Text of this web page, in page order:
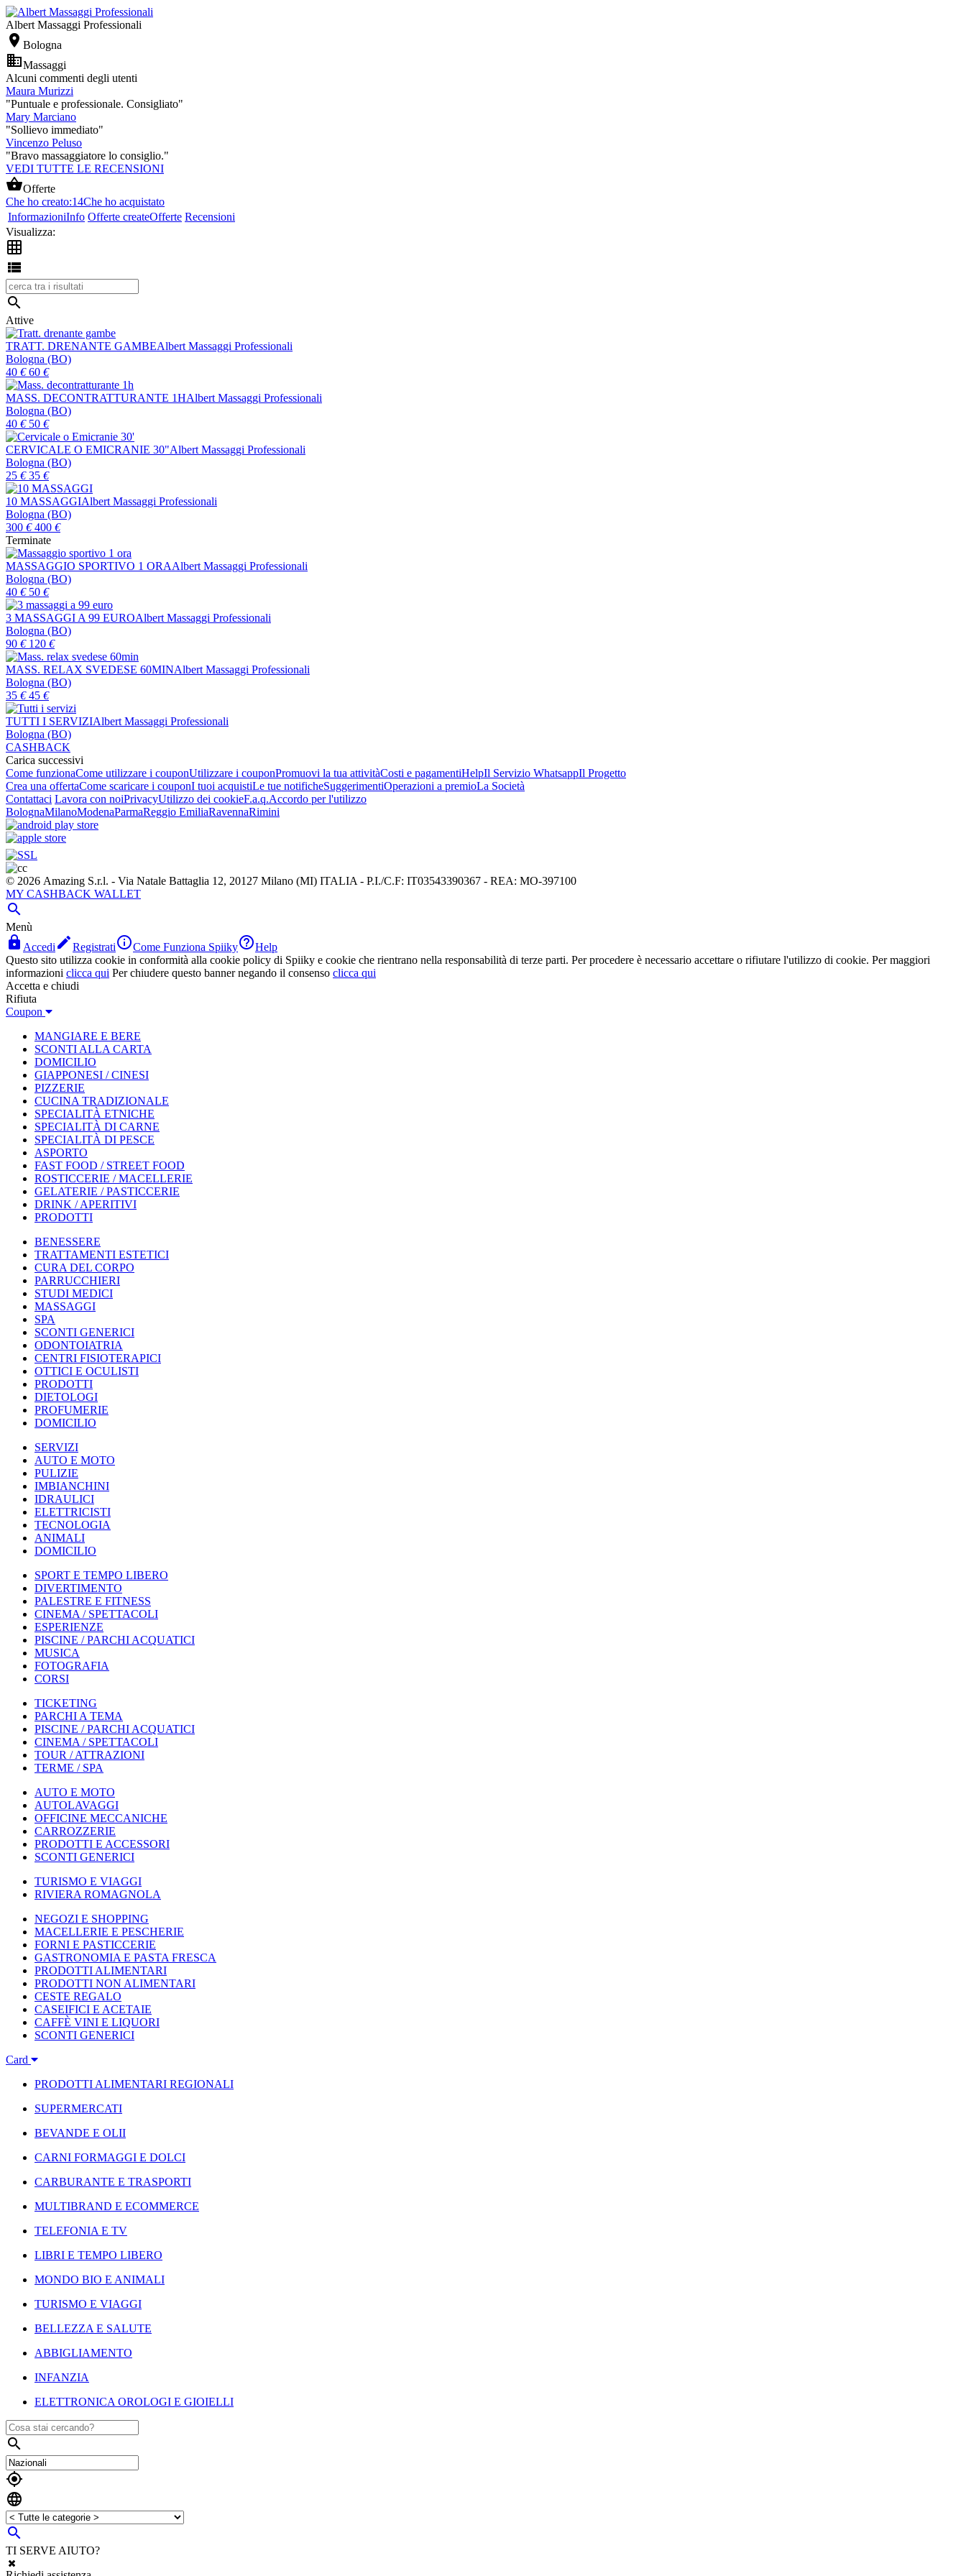
Albert Massaggi Professionali
 Bologna
Massaggi
Alcuni commenti degli utenti
Maura Murizzi
"Puntuale e professionale. Consigliato"
Mary Marciano
"Sollievo immediato"
Vincenzo Peluso
"Bravo massaggiatore lo consiglio."
VEDI TUTTE LE RECENSIONI
Offerte
Che ho creato:14Che ho acquistato
InformazioniInfo Offerte createOfferte Recensioni
Visualizza:



Attive
TRATT. DRENANTE GAMBEAlbert Massaggi Professionali
Bologna (BO)
40 € 60 €
MASS. DECONTRATTURANTE 1HAlbert Massaggi Professionali
Bologna (BO)
40 € 50 €
CERVICALE O EMICRANIE 30"Albert Massaggi Professionali
Bologna (BO)
25 € 35 €
10 MASSAGGIAlbert Massaggi Professionali
Bologna (BO)
300 € 400 €
Terminate
MASSAGGIO SPORTIVO 1 ORAAlbert Massaggi Professionali
Bologna (BO)
40 € 50 €
3 MASSAGGI A 99 EUROAlbert Massaggi Professionali
Bologna (BO)
90 € 120 €
MASS. RELAX SVEDESE 60MINAlbert Massaggi Professionali
Bologna (BO)
35 € 45 €
TUTTI I SERVIZIAlbert Massaggi Professionali
Bologna (BO)
CASHBACK
Carica successivi
Come funzionaCome utilizzare i couponUtilizzare i couponPromuovi la tua attivitàCosti e pagamentiHelpIl Servizio WhatsappIl Progetto
Crea una offertaCome scaricare i couponI tuoi acquistiLe tue notificheSuggerimentiOperazioni a premioLa Società
Contattaci Lavora con noiPrivacyUtilizzo dei cookieF.a.q.Accordo per l'utilizzo
BolognaMilanoModenaParmaReggio EmiliaRavennaRimini
© 2026 Amazing S.r.l. - Via Natale Battaglia 12, 20127 Milano (MI) ITALIA - P.I./C.F: IT03543390367 - REA: MO-397100
MY CASHBACK WALLET

Menù
 Accedi RegistratiCome Funziona SpiikyHelp
Questo sito utilizza cookie in conformità alla cookie policy di Spiiky e cookie che rientrano nella responsabilità di terze parti. Per procedere è necessario accettare o rifiutare l'utilizzo di cookie. Per maggiori
informazioni clicca qui Per chiudere questo banner negando il consenso clicca qui
Accetta e chiudi
Rifiuta
Coupon
MANGIARE E BERE
SCONTI ALLA CARTA
DOMICILIO
GIAPPONESI / CINESI
PIZZERIE
CUCINA TRADIZIONALE
SPECIALITÀ ETNICHE
SPECIALITÀ DI CARNE
SPECIALITÀ DI PESCE
ASPORTO
FAST FOOD / STREET FOOD
ROSTICCERIE / MACELLERIE
GELATERIE / PASTICCERIE
DRINK / APERITIVI
PRODOTTI
BENESSERE
TRATTAMENTI ESTETICI
CURA DEL CORPO
PARRUCCHIERI
STUDI MEDICI
MASSAGGI
SPA
SCONTI GENERICI
ODONTOIATRIA
CENTRI FISIOTERAPICI
OTTICI E OCULISTI
PRODOTTI
DIETOLOGI
PROFUMERIE
DOMICILIO
SERVIZI
AUTO E MOTO
PULIZIE
IMBIANCHINI
IDRAULICI
ELETTRICISTI
TECNOLOGIA
ANIMALI
DOMICILIO
SPORT E TEMPO LIBERO
DIVERTIMENTO
PALESTRE E FITNESS
CINEMA / SPETTACOLI
ESPERIENZE
PISCINE / PARCHI ACQUATICI
MUSICA
FOTOGRAFIA
CORSI
TICKETING
PARCHI A TEMA
PISCINE / PARCHI ACQUATICI
CINEMA / SPETTACOLI
TOUR / ATTRAZIONI
TERME / SPA
AUTO E MOTO
AUTOLAVAGGI
OFFICINE MECCANICHE
CARROZZERIE
PRODOTTI E ACCESSORI
SCONTI GENERICI
TURISMO E VIAGGI
RIVIERA ROMAGNOLA
NEGOZI E SHOPPING
MACELLERIE E PESCHERIE
FORNI E PASTICCERIE
GASTRONOMIA E PASTA FRESCA
PRODOTTI ALIMENTARI
PRODOTTI NON ALIMENTARI
CESTE REGALO
CASEIFICI E ACETAIE
CAFFÈ VINI E LIQUORI
SCONTI GENERICI
Card
PRODOTTI ALIMENTARI REGIONALI
SUPERMERCATI
BEVANDE E OLII
CARNI FORMAGGI E DOLCI
CARBURANTE E TRASPORTI
MULTIBRAND E ECOMMERCE
TELEFONIA E TV
LIBRI E TEMPO LIBERO
MONDO BIO E ANIMALI
TURISMO E VIAGGI
BELLEZZA E SALUTE
ABBIGLIAMENTO
INFANZIA
ELETTRONICA OROLOGI E GIOIELLI




TI SERVE AIUTO?